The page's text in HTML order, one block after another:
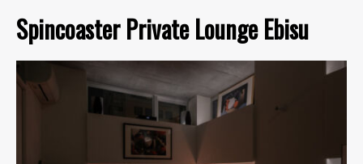
Spincoaster Private Lounge Ebisu